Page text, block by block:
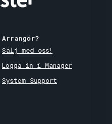
Arrangör?
Sälj med oss!
Logga in i Manager
System Support